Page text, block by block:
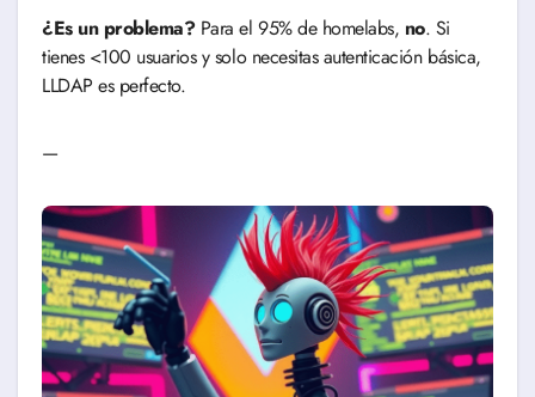
¿Es un problema?Para el 95% de homelabs, no. Si
tienes <100 usuarios y solo necesitas autenticación básica,
LLDAP es perfecto.
—